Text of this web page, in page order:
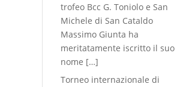
trofeo Bcc G. Toniolo e San
Michele di San Cataldo
Massimo Giunta ha
meritatamente iscritto il suo
nome […]
Torneo internazionale di